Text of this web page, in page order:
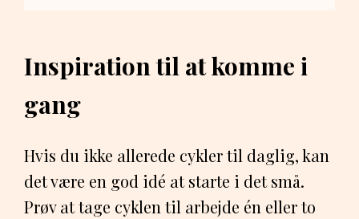
Inspiration til at komme i
gang
Hvis du ikke allerede cykler til daglig, kan
det være en god idé at starte i det små.
Prøv at tage cyklen til arbejde én eller to